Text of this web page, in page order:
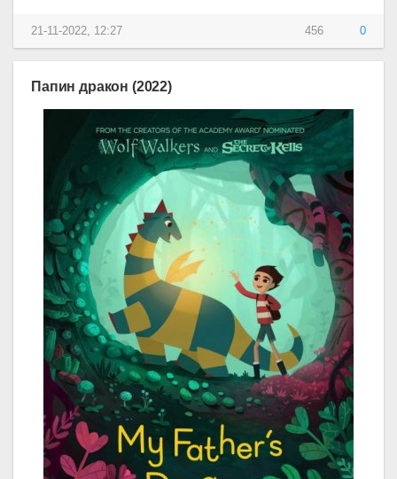
456 0
21-11-2022, 12:27
Папин дракон (2022)